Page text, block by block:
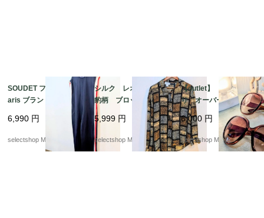
SOUDET フランス P
aris ブランド ベルギ
ン ユニフォーム ト
リコロール 48
6,990 円
selectshop Merci.
シルク レオパード
豹柄 ブロック ブラ
ウス ブラウン 総
柄 Mサイズ
5,999 円
selectshop Merci.
【outlet】 カナダよ
り オーバーサイズ
ブラウン グラデーシ
ョン サングラス ピン
クブラウン ブラウ
ン 軽い付け心地
6,000 円
selectshop Merci.